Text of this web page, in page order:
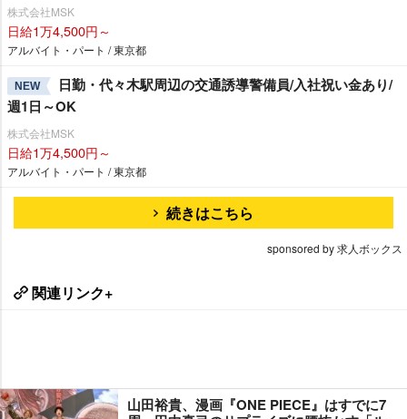
株式会社MSK
日給1万4,500円～
アルバイト・パート / 東京都
NEW
日勤・代々木駅周辺の交通誘導警備員/入社祝い金あり/
週1日～OK
株式会社MSK
日給1万4,500円～
アルバイト・パート / 東京都
続きはこちら
sponsored by 求人ボックス
関連リンク+
山田裕貴、漫画『ONE PIECE』はすでに7